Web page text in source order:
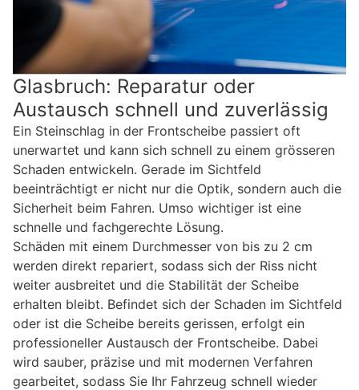
Glasbruch: Reparatur oder
Austausch schnell und zuverlässig
Ein Steinschlag in der Frontscheibe passiert oft
unerwartet und kann sich schnell zu einem grösseren
Schaden entwickeln. Gerade im Sichtfeld
beeinträchtigt er nicht nur die Optik, sondern auch die
Sicherheit beim Fahren. Umso wichtiger ist eine
schnelle und fachgerechte Lösung.
Schäden mit einem Durchmesser von bis zu 2 cm
werden direkt repariert, sodass sich der Riss nicht
weiter ausbreitet und die Stabilität der Scheibe
erhalten bleibt. Befindet sich der Schaden im Sichtfeld
oder ist die Scheibe bereits gerissen, erfolgt ein
professioneller Austausch der Frontscheibe. Dabei
wird sauber, präzise und mit modernen Verfahren
gearbeitet, sodass Sie Ihr Fahrzeug schnell wieder